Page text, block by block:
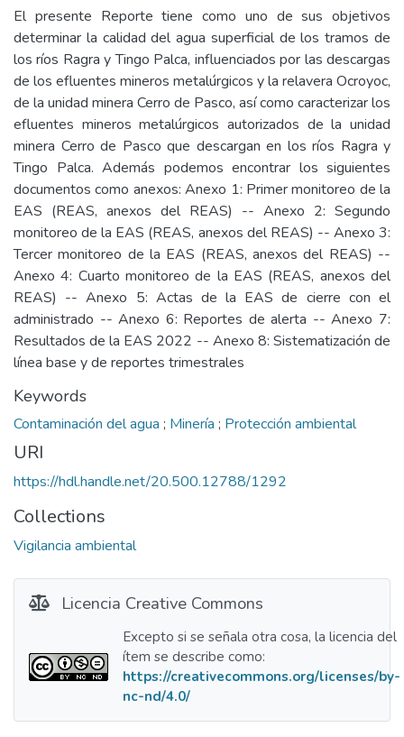
El presente Reporte tiene como uno de sus objetivos
determinar la calidad del agua superficial de los tramos de
los ríos Ragra y Tingo Palca, influenciados por las descargas
de los efluentes mineros metalúrgicos y la relavera Ocroyoc,
de la unidad minera Cerro de Pasco, así como caracterizar los
efluentes mineros metalúrgicos autorizados de la unidad
minera Cerro de Pasco que descargan en los ríos Ragra y
Tingo Palca. Además podemos encontrar los siguientes
documentos como anexos: Anexo 1: Primer monitoreo de la
EAS (REAS, anexos del REAS) -- Anexo 2: Segundo
monitoreo de la EAS (REAS, anexos del REAS) -- Anexo 3:
Tercer monitoreo de la EAS (REAS, anexos del REAS) --
Anexo 4: Cuarto monitoreo de la EAS (REAS, anexos del
REAS) -- Anexo 5: Actas de la EAS de cierre con el
administrado -- Anexo 6: Reportes de alerta -- Anexo 7:
Resultados de la EAS 2022 -- Anexo 8: Sistematización de
línea base y de reportes trimestrales
Keywords
Contaminación del agua ; Minería ; Protección ambiental
URI
https://hdl.handle.net/20.500.12788/1292
Collections
Vigilancia ambiental
Licencia Creative Commons
Excepto si se señala otra cosa, la licencia del
ítem se describe como:
https://creativecommons.org/licenses/by-
nc-nd/4.0/